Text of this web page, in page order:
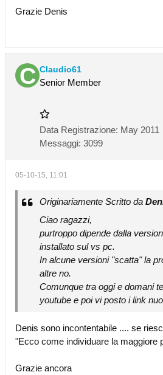
Grazie Denis
Claudio61
Senior Member
Data Registrazione: May 2011
Messaggi: 3099
05-10-15, 11:01
Originariamente Scritto da
Ciao ragazzi,
purtroppo dipende dalla
installato sul vs pc.
In alcune versioni "scatta" la
altre no.
Comunque tra oggi e domani
youtube e poi vi posto i link
Denis sono incontentabile .... se
"Ecco come individuare la maggiore
Grazie ancora